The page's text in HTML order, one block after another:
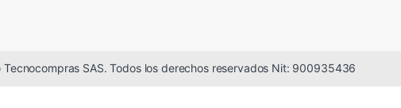
SAS. Todos los derechos reservados Nit: 900935436